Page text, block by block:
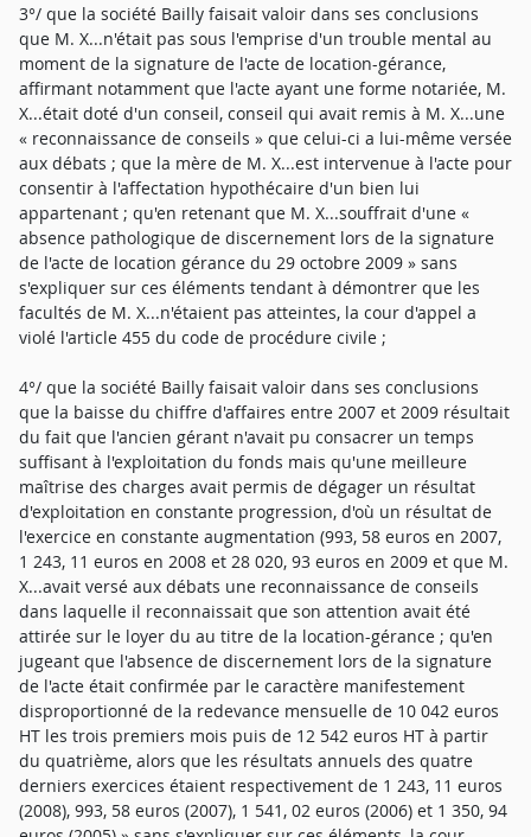
3°/ que la société Bailly faisait valoir dans ses conclusions
que M. X...n'était pas sous l'emprise d'un trouble mental au
moment de la signature de l'acte de location-gérance,
affirmant notamment que l'acte ayant une forme notariée, M.
X...était doté d'un conseil, conseil qui avait remis à M. X...une
« reconnaissance de conseils » que celui-ci a lui-même versée
aux débats ; que la mère de M. X...est intervenue à l'acte pour
consentir à l'affectation hypothécaire d'un bien lui
appartenant ; qu'en retenant que M. X...souffrait d'une «
absence pathologique de discernement lors de la signature
de l'acte de location gérance du 29 octobre 2009 » sans
s'expliquer sur ces éléments tendant à démontrer que les
facultés de M. X...n'étaient pas atteintes, la cour d'appel a
violé l'article 455 du code de procédure civile ;
4°/ que la société Bailly faisait valoir dans ses conclusions
que la baisse du chiffre d'affaires entre 2007 et 2009 résultait
du fait que l'ancien gérant n'avait pu consacrer un temps
suffisant à l'exploitation du fonds mais qu'une meilleure
maîtrise des charges avait permis de dégager un résultat
d'exploitation en constante progression, d'où un résultat de
l'exercice en constante augmentation (993, 58 euros en 2007,
1 243, 11 euros en 2008 et 28 020, 93 euros en 2009 et que M.
X...avait versé aux débats une reconnaissance de conseils
dans laquelle il reconnaissait que son attention avait été
attirée sur le loyer du au titre de la location-gérance ; qu'en
jugeant que l'absence de discernement lors de la signature
de l'acte était confirmée par le caractère manifestement
disproportionné de la redevance mensuelle de 10 042 euros
HT les trois premiers mois puis de 12 542 euros HT à partir
du quatrième, alors que les résultats annuels des quatre
derniers exercices étaient respectivement de 1 243, 11 euros
(2008), 993, 58 euros (2007), 1 541, 02 euros (2006) et 1 350, 94